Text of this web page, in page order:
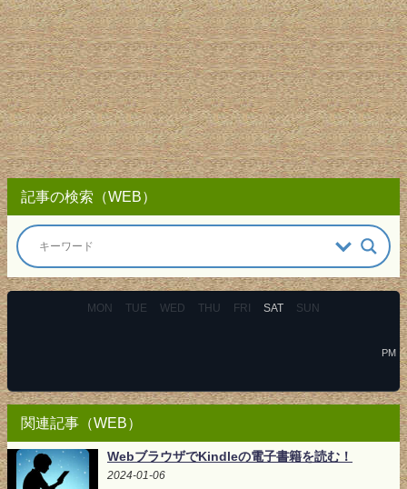
記事の検索（WEB）
MON TUE WED THU FRI SAT SUN
PM
関連記事（WEB）
WebブラウザでKindleの電子書籍を読む！
2024-01-06